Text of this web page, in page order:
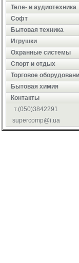
Теле- и аудиотехника
Софт
Бытовая техника
Игрушки
Охранные системы
Cпорт и отдых
Торговое
Бытовая химия
Контакты
т.(050)3842291
supercomp@i.ua